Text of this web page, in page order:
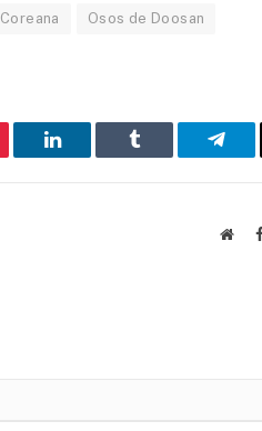
Osos de Doosan
LinkedIn Tumblr